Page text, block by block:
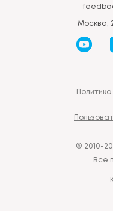
Москва,
© 2010-
Все